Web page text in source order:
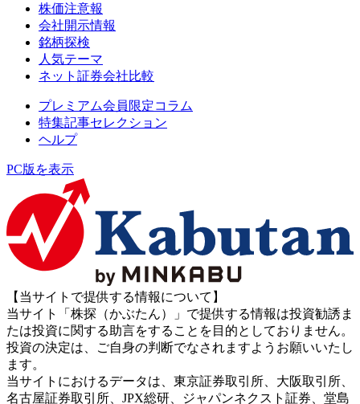
株価注意報
会社開示情報
銘柄探検
人気テーマ
ネット証券会社比較
プレミアム会員限定コラム
特集記事セレクション
ヘルプ
PC版を表示
【当サイトで提供する情報について】
当サイト「株探（かぶたん）」で提供する情報は投資勧誘ま
たは投資に関する助言をすることを目的としておりません。
投資の決定は、ご自身の判断でなされますようお願いいたし
ます。
当サイトにおけるデータは、東京証券取引所、大阪取引所、
名古屋証券取引所、JPX総研、ジャパンネクスト証券、堂島